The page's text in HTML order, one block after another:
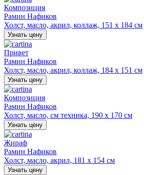
Композиция
Рамин Нафиков
Холст, масло, акрил, коллаж, 151 х 184 см
Узнать цену
Привет
Рамин Нафиков
Холст, масло, акрил, коллаж, 184 х 151 см
Узнать цену
Композиция
Рамин Нафиков
Холст, масло, см техника, 190 х 170 см
Узнать цену
Жираф
Рамин Нафиков
Холст, масло, акрил, 181 х 154 см
Узнать цену